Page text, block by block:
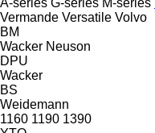
Vermande Versatile Volvo
BM
Wacker Neuson
DPU
Wacker
BS
Weidemann
1160 1190 1390